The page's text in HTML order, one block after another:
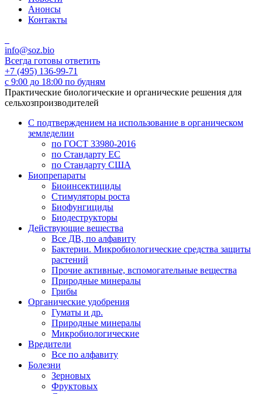
Анонсы
Контакты
info@soz.bio
Всегда готовы ответить
+7 (495) 136-99-71
с 9:00 до 18:00 по будням
Практические биологические и органические решения для
сельхозпроизводителей
С подтверждением на использование в органическом
земледелии
по ГОСТ 33980-2016
по Стандарту ЕС
по Стандарту США
Биопрепараты
Биоинсектициды
Стимуляторы роста
Биофунгициды
Биодеструкторы
Действующие вещества
Все ДВ, по алфавиту
Бактерии. Микробиологические средства защиты
растений
Прочие активные, вспомогательные вещества
Природные минералы
Грибы
Органические удобрения
Гуматы и др.
Природные минералы
Микробиологические
Вредители
Все по алфавиту
Болезни
Зерновых
Фруктовых